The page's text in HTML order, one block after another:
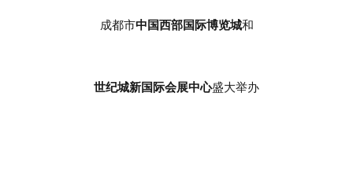
成都市中国西部国际博览城和
世纪城新国际会展中心盛大举办